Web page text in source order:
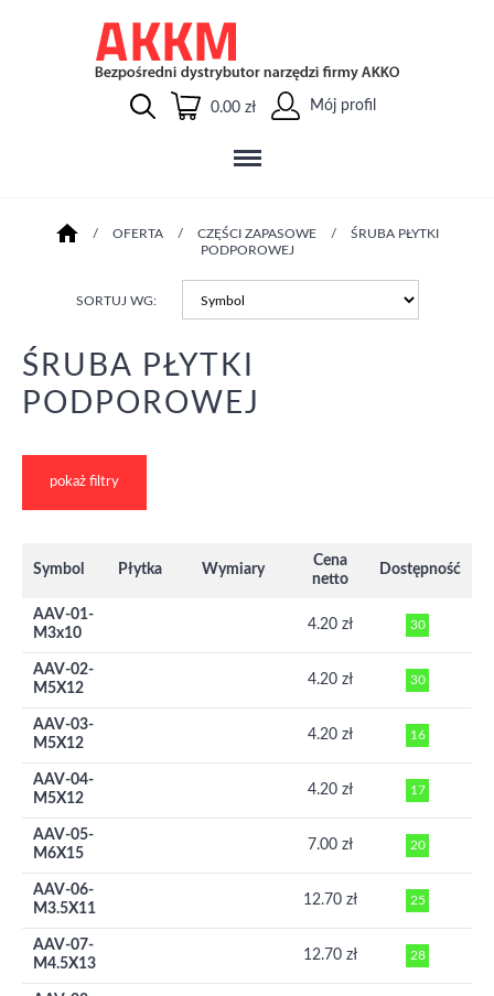
0.00 zł Mój profil
/ OFERTA / CZĘŚCI ZAPASOWE /
ŚRUBA PŁYTKI
PODPOROWEJ
SORTUJ WG:
ŚRUBA PŁYTKI
PODPOROWEJ
pokaż filtry
Symbol Płytka Wymiary
Cena
netto
Dostępność
AAV-01-
M3x10
4.20 zł 30
AAV-02-
M5X12
4.20 zł 30
AAV-03-
M5X12
4.20 zł 16
AAV-04-
M5X12
4.20 zł 17
AAV-05-
M6X15
7.00 zł 20
AAV-06-
M3.5X11
12.70 zł 25
AAV-07-
M4.5X13
12.70 zł 28